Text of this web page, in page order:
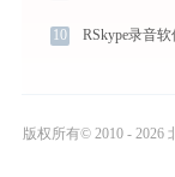
10 RSkype录音
版权所有© 2010 - 2026